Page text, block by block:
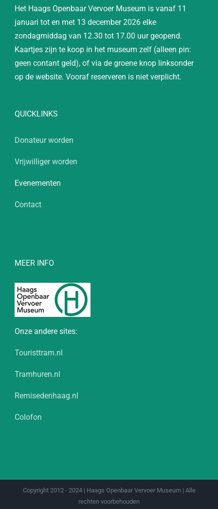
Het Haags Openbaar Vervoer Museum is vanaf 11
januari tot en met 13 december 2026 elke
zondagmiddag van 12.30 tot 17.00 uur geopend.
Kaartjes zijn te koop in het museum zelf (alleen pin:
geen contant geld), of via de groene knop linksonder
op de website. Vooraf reserveren is niet verplicht.
QUICKLINKS
Donateur worden
Vrijwilliger worden
Evenementen
Contact
MEER INFO
Onze andere sites:
Touristtram.nl
Tramhuren.nl
Remisedenhaag.nl
Colofon
Copyright 2012 - 2024 | Haags Openbaar Vervoer Museum | Alle
rechten voorbehouden